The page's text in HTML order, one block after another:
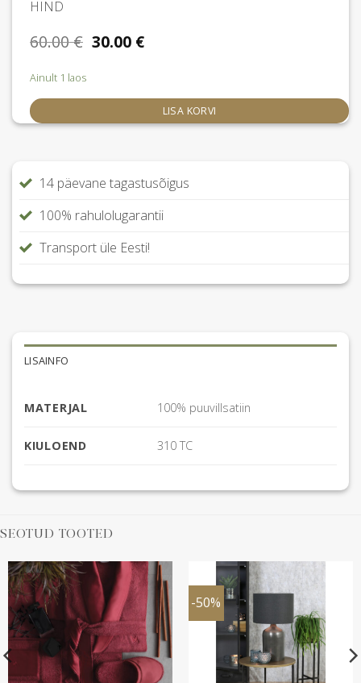
HIND
60.00€ Algne
30.00 €Praegune
Ainult 1 laos
LISA KORVI
14 päevane tagastusõigus
100% rahulolugarantii
Transport üle Eesti!
LISAINFO
MATERJAL 100% puuvillsatiin
KIULOEND 310 TC
SEOTUD TOOTED
-50%